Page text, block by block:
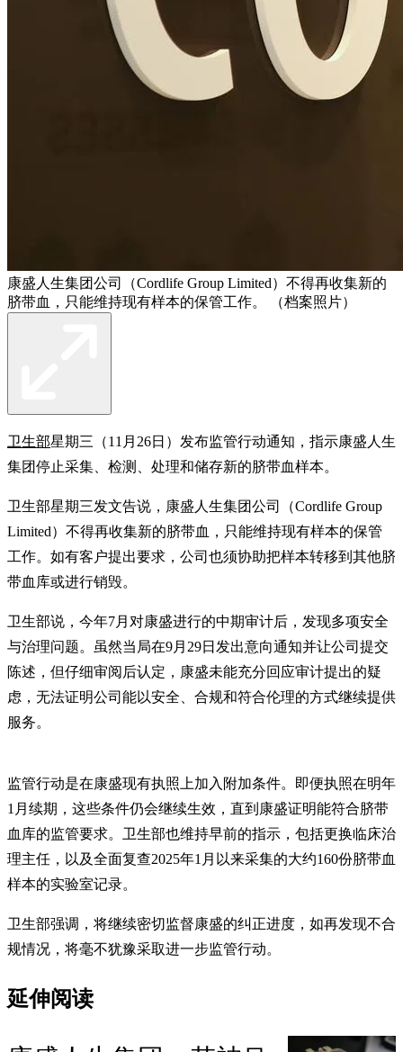
康盛人生集团公司（Cordlife Group Limited）不得再收集新的
脐带血，只能维持现有样本的保管工作。 （档案照片）
卫生部星期三（11月26日）发布监管行动通知，指示康盛人生
集团停止采集、检测、处理和储存新的脐带血样本。
卫生部星期三发文告说，康盛人生集团公司（Cordlife Group
Limited）不得再收集新的脐带血，只能维持现有样本的保管
工作。如有客户提出要求，公司也须协助把样本转移到其他脐
带血库或进行销毁。
卫生部说，今年7月对康盛进行的中期审计后，发现多项安全
与治理问题。虽然当局在9月29日发出意向通知并让公司提交
陈述，但仔细审阅后认定，康盛未能充分回应审计提出的疑
虑，无法证明公司能以安全、合规和符合伦理的方式继续提供
服务。
监管行动是在康盛现有执照上加入附加条件。即便执照在明年
1月续期，这些条件仍会继续生效，直到康盛证明能符合脐带
血库的监管要求。卫生部也维持早前的指示，包括更换临床治
理主任，以及全面复查2025年1月以来采集的大约160份脐带血
样本的实验室记录。
卫生部强调，将继续密切监督康盛的纠正进度，如再发现不合
规情况，将毫不犹豫采取进一步监管行动。
延伸阅读